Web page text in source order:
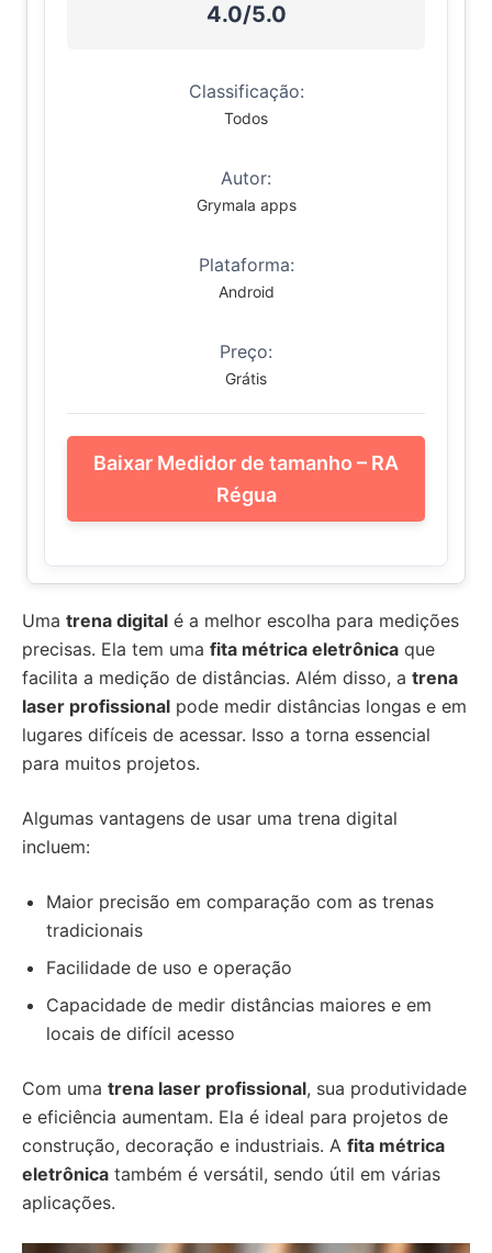
4.0/5.0
Classificação:
Todos
Autor:
Grymala apps
Plataforma:
Android
Preço:
Grátis
Baixar Medidor de tamanho – RA
Régua
Uma trena digital é a melhor escolha para medições
precisas. Ela tem uma fita métrica eletrônica que
facilita a medição de distâncias. Além disso, a trena
laser profissional pode medir distâncias longas e em
lugares difíceis de acessar. Isso a torna essencial
para muitos projetos.
Algumas vantagens de usar uma trena digital
incluem:
Maior precisão em comparação com as trenas
tradicionais
Facilidade de uso e operação
Capacidade de medir distâncias maiores e em
locais de difícil acesso
Com uma trena laser profissional, sua produtividade
e eficiência aumentam. Ela é ideal para projetos de
construção, decoração e industriais. A fita métrica
eletrônica também é versátil, sendo útil em várias
aplicações.